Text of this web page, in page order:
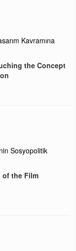
Kavramına
the Concept
Sosyopolitik
of the Film